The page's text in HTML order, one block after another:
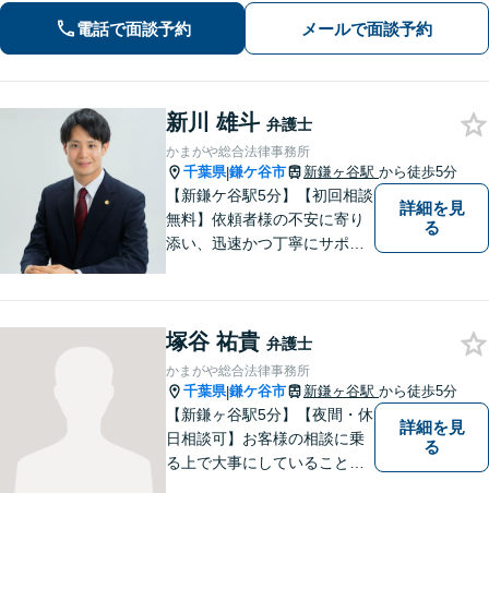
向けた新たな一歩を、弁護士が丁寧に
サポートします。お気軽にご相談くだ
さい【オンライン面談可】
電話で面談予約 メールで面談予約
新川 雄斗 弁護士
かまがや総合法律事務所
千葉県|鎌ケ谷市 新鎌ヶ谷駅 から徒歩5分
【新鎌ケ谷駅5分】【初回相談
無料】依頼者様の不安に寄り
添い、迅速かつ丁寧にサポー
ます！お困りごとがございま
したら、どうぞお気軽にご相
談ください。
詳細を見
る
塚谷 祐貴 弁護士
かまがや総合法律事務所
千葉県|鎌ケ谷市 新鎌ヶ谷駅 から徒歩5分
【新鎌ヶ谷駅5分】【夜間・休
日相談可】お客様の相談に乗
る上で大事にしていることは
詳細を見
る